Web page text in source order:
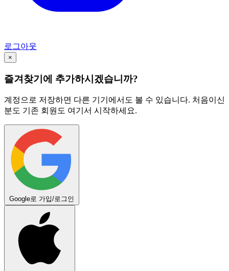
로그아웃
×
즐겨찾기에 추가하시겠습니까?
계정으로 저장하면 다른 기기에서도 볼 수 있습니다. 처음이신
분도 기존 회원도 여기서 시작하세요.
Google로 가입/로그인